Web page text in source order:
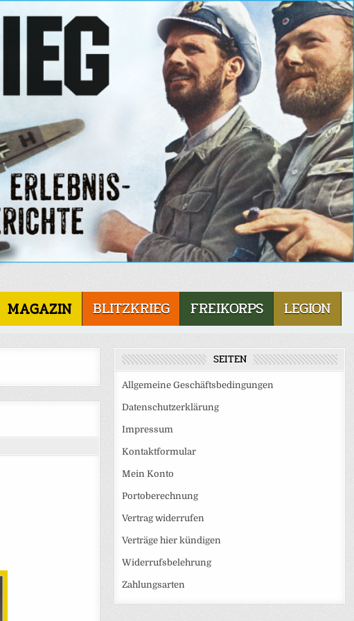
MAGAZIN BLITZKRIEG FREIKORPS LEGION
SEITEN
Allgemeine Geschäftsbedingungen
Datenschutzerklärung
Impressum
Kontaktformular
Mein Konto
Portoberechnung
Vertrag widerrufen
Verträge hier kündigen
Widerrufsbelehrung
Zahlungsarten